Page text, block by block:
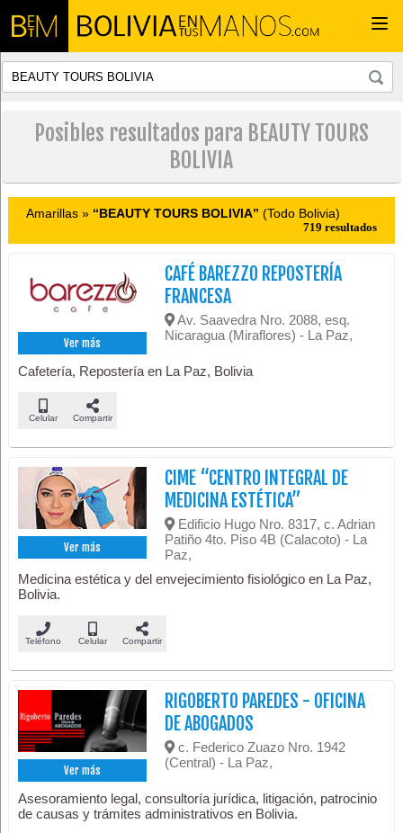
Posibles resultados para BEAUTY TOURS
BOLIVIA
Amarillas » “BEAUTY TOURS BOLIVIA” (Todo Bolivia)
719 resultados
Ver más
CAFÉ BAREZZO REPOSTERÍA
FRANCESA
Av. Saavedra Nro. 2088, esq.
Nicaragua (Miraflores) - La Paz,
Cafetería, Repostería en La Paz, Bolivia
Celular Compartir
Ver más
CIME “CENTRO INTEGRAL DE
MEDICINA ESTÉTICA”
Edificio Hugo Nro. 8317, c. Adrian
Patiño 4to. Piso 4B (Calacoto) - La
Paz,
Medicina estética y del envejecimiento fisiológico en La Paz,
Bolivia.
Teléfono Celular Compartir
Ver más
RIGOBERTO PAREDES - OFICINA
DE ABOGADOS
c. Federico Zuazo Nro. 1942
(Central) - La Paz,
Asesoramiento legal, consultoría jurídica, litigación, patrocinio
de causas y trámites administrativos en Bolivia.